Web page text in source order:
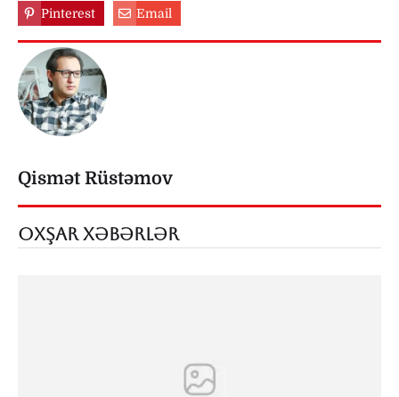
Pinterest Email
Qismət Rüstəmov
OXŞAR XƏBƏRLƏR